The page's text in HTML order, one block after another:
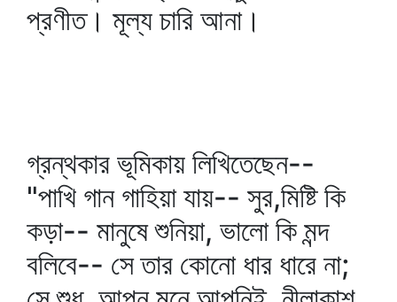
প্রণীত। মূল্য চারি আনা।
গ্রন্থকার ভূমিকায় লিখিতেছেন--
"পাখি গান গাহিয়া যায়-- সুর,মিষ্টি কি
কড়া-- মানুষে শুনিয়া, ভালো কি মন্দ
বলিবে-- সে তার কোনো ধার ধারে না;